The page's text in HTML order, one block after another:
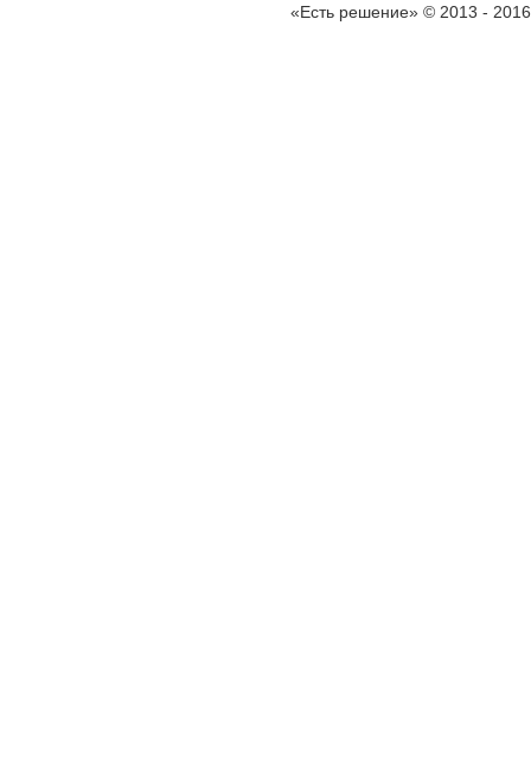
«Есть решение» © 2013 - 2016